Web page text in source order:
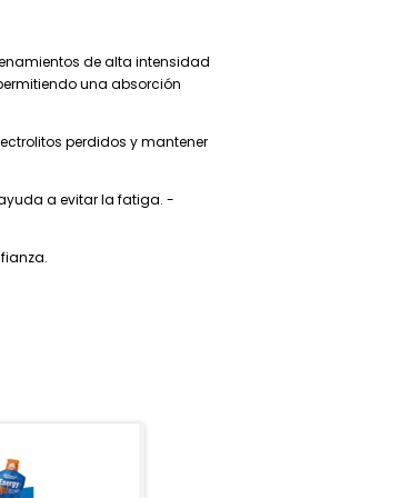
de alta intensidad
una absorción
perdidos y mantener
a evitar la fatiga. -